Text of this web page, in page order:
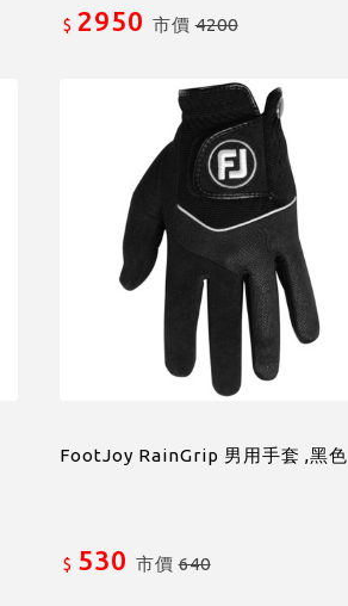
$ 2950 市價4200
FootJoy RainGrip 男用手套 ,黑色
$ 530 市價640